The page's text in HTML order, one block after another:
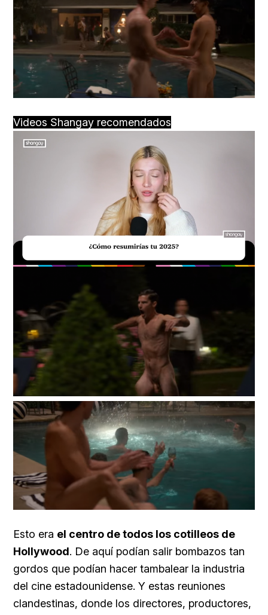
Videos Shangay recomendados
Unmute Loaded:
34.00%
Esto era el centro de todos los cotilleos de
Hollywood. De aquí podían salir bombazos tan
gordos que podían hacer tambalear la industria
del cine estadounidense. Y estas reuniones
clandestinas, donde los directores, productores,